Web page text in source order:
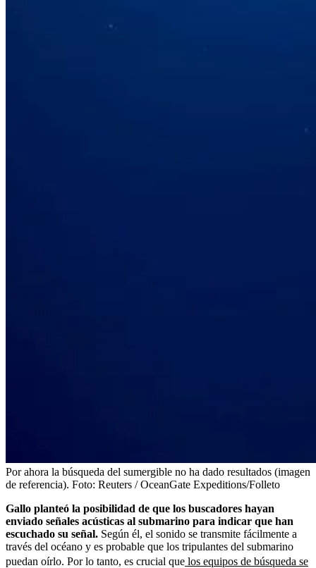
Por ahora la búsqueda del sumergible no ha dado resultados (imagen
de referencia). Foto: Reuters / OceanGate Expeditions/Folleto
Gallo planteó la posibilidad de que los buscadores hayan
enviado señales acústicas al submarino para indicar que han
escuchado su señal. Según él, el sonido se transmite fácilmente a
través del océano y es probable que los tripulantes del submarino
puedan oírlo. Por lo tanto, es crucial que los equipos de búsqueda se